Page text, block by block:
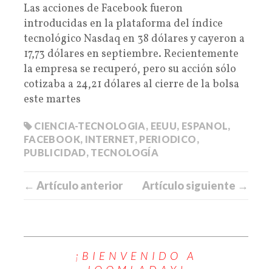
Las acciones de Facebook fueron
introducidas en la plataforma del índice
tecnológico Nasdaq en 38 dólares y cayeron a
17,73 dólares en septiembre. Recientemente
la empresa se recuperó, pero su acción sólo
cotizaba a 24,21 dólares al cierre de la bolsa
este martes
CIENCIA-TECNOLOGIA, EEUU, ESPANOL,
FACEBOOK, INTERNET, PERIODICO,
PUBLICIDAD, TECNOLOGÍA
← Artículo anterior Artículo siguiente →
¡BIENVENIDO A